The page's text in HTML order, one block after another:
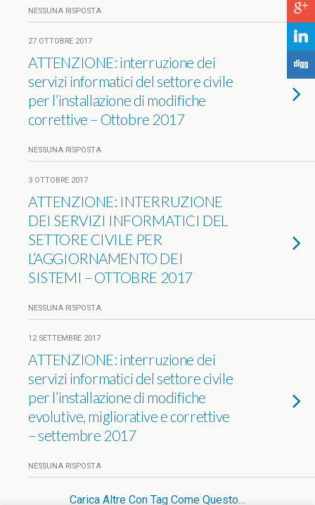
NESSUNA RISPOSTA
27 OTTOBRE 2017
ATTENZIONE: interruzione dei
servizi informatici del settore civile
per l’installazione di modifiche
correttive – Ottobre 2017
NESSUNA RISPOSTA
3 OTTOBRE 2017
ATTENZIONE: INTERRUZIONE
DEI SERVIZI INFORMATICI DEL
SETTORE CIVILE PER
L’AGGIORNAMENTO DEI
SISTEMI – OTTOBRE 2017
NESSUNA RISPOSTA
12 SETTEMBRE 2017
ATTENZIONE: interruzione dei
servizi informatici del settore civile
per l’installazione di modifiche
evolutive, migliorative e correttive
– settembre 2017
NESSUNA RISPOSTA
Carica Altre Con Tag Come Questo…
c
j
F